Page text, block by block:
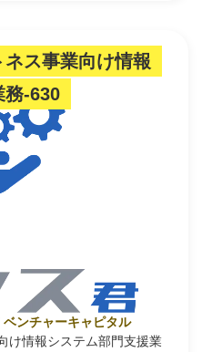
ス事業向け情報
務-630
ンチャーキャピタル
け情報システム部門支援業